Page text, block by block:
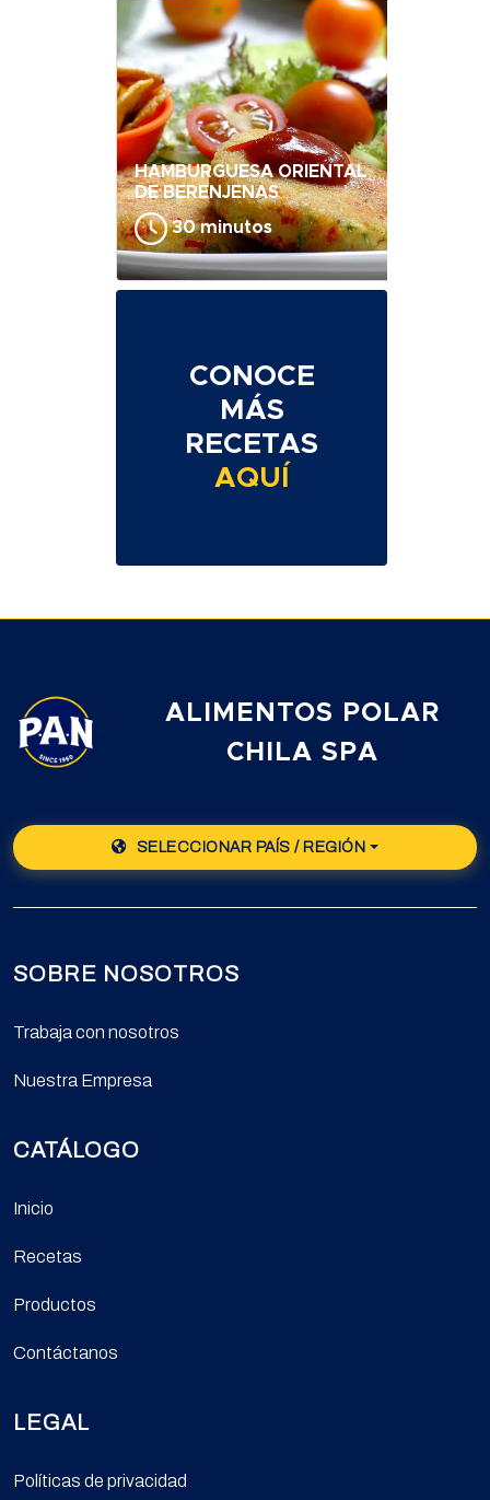
HAMBURGUESA ORIENTAL
DE BERENJENAS
30 minutos
CONOCE
MÁS
RECETAS
AQUÍ
ALIMENTOS POLAR
CHILA SPA
SELECCIONAR PAÍS / REGIÓN
SOBRE NOSOTROS
Trabaja con nosotros
Nuestra Empresa
CATÁLOGO
Inicio
Recetas
Productos
Contáctanos
LEGAL
Políticas de privacidad